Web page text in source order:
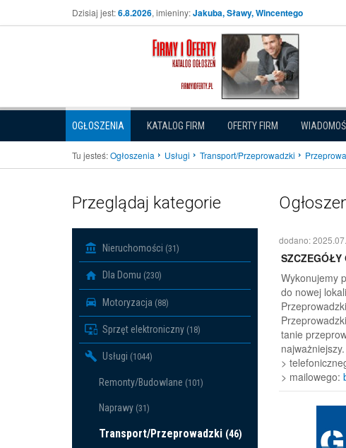
Dzisiaj jest:6.8.2026, imieniny:Jakuba, Sławy, Wincentego
OGŁOSZENIA KATALOG FIRM OFERTY FIRM
Tu jesteś:Ogłoszenia Usługi Transport/Przeprowadzki
Przeglądaj kategorie
Nieruchomości (31)
Dla Domu (230)
Motoryzacja (88)
Sprzęt elektroniczny (18)
Usługi (1044)
Remonty/Budowlane (101)
Naprawy (31)
Transport/Przeprowadzki (46)
dodano:
SZCZEGÓŁY
Wykonujemy
do nowej
tanie
>
> mailowego: